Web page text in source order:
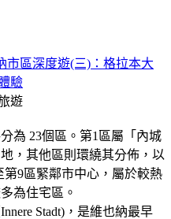
市區深度遊(三)：格拉本大
驗
遊
為 23個區。第1區屬「內城
，其他區則環繞其分佈，以
9區緊鄰市中心，屬於較熱
為住宅區。
Stadt)，是維也納最早